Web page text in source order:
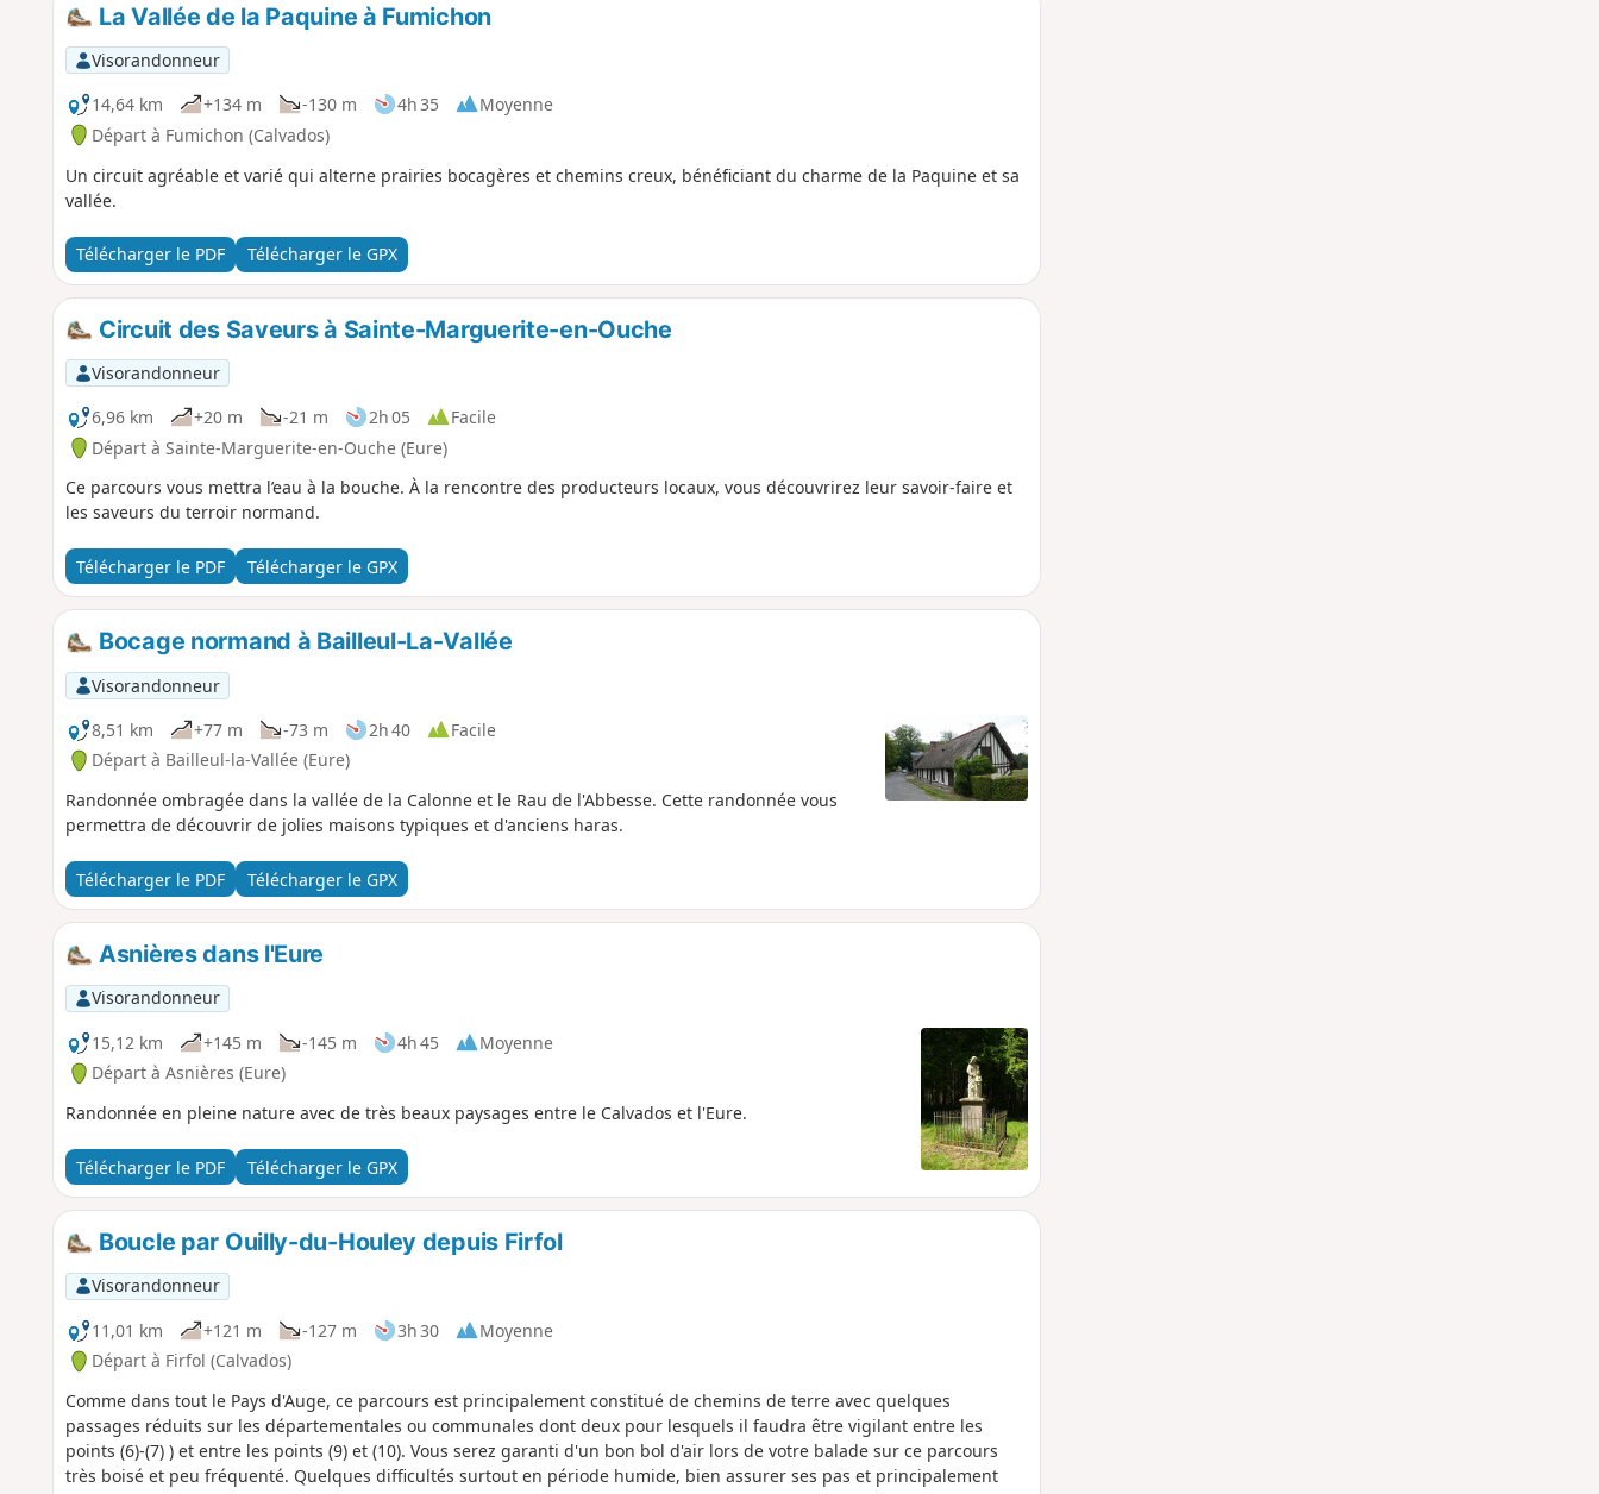
La Vallée de la Paquine à Fumichon
Visorandonneur
14,64 km
+134 m -130 m 4h 35
Moyenne
Départ à Fumichon (Calvados)
Un circuit agréable et varié qui alterne prairies bocagères et chemins creux, bénéficiant du charme de la Paquine et sa
vallée.
Télécharger le PDF Télécharger le GPX
Circuit des Saveurs à Sainte-Marguerite-en-Ouche
Visorandonneur
6,96 km
+20 m -21 m 2h 05
Facile
Départ à Sainte-Marguerite-en-Ouche (Eure)
Ce parcours vous mettra l’eau à la bouche. À la rencontre des producteurs locaux, vous découvrirez leur savoir-faire et
les saveurs du terroir normand.
Télécharger le PDF Télécharger le GPX
Bocage normand à Bailleul-La-Vallée
Visorandonneur
8,51 km
+77 m -73 m 2h 40
Facile
Départ à Bailleul-la-Vallée (Eure)
Randonnée ombragée dans la vallée de la Calonne et le Rau de l'Abbesse. Cette randonnée vous
permettra de découvrir de jolies maisons typiques et d'anciens haras.
Télécharger le PDF Télécharger le GPX
Asnières dans l'Eure
Visorandonneur
15,12 km
+145 m -145 m 4h 45
Moyenne
Départ à Asnières (Eure)
Randonnée en pleine nature avec de très beaux paysages entre le Calvados et l'Eure.
Télécharger le PDF Télécharger le GPX
Boucle par Ouilly-du-Houley depuis Firfol
Visorandonneur
11,01 km
+121 m -127 m 3h 30
Moyenne
Départ à Firfol (Calvados)
Comme dans tout le Pays d'Auge, ce parcours est principalement constitué de chemins de terre avec quelques
passages réduits sur les départementales ou communales dont deux pour lesquels il faudra être vigilant entre les
points (6)-(7) ) et entre les points (9) et (10). Vous serez garanti d'un bon bol d'air lors de votre balade sur ce parcours
très boisé et peu fréquenté. Quelques difficultés surtout en période humide, bien assurer ses pas et principalement